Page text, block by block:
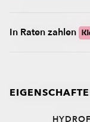
In Raten zahlen